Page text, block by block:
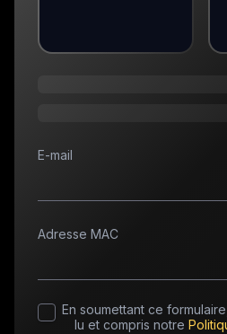
E-mail
Adresse MAC
En soumettant ce
lu et compris notre